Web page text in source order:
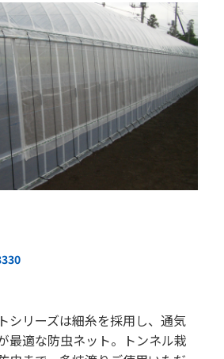
シリーズは細糸を採用し、通気
最適な防虫ネット。トンネル栽